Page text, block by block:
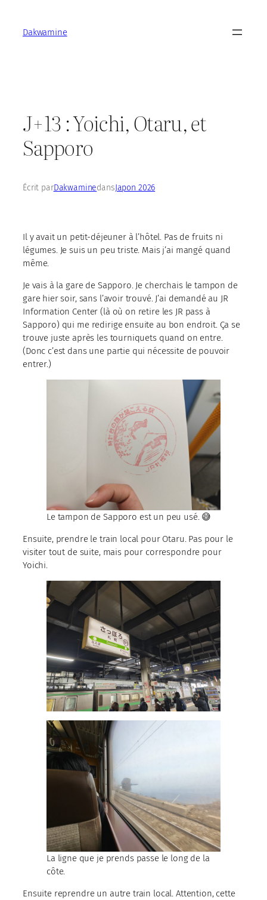
contenuDakwamine
J+13 : Yoichi, Otaru, et
Sapporo
Écrit parDakwaminedansJapon 2026
Il y avait un petit-déjeuner à l’hôtel. Pas de fruits ni
légumes. Je suis un peu triste. Mais j’ai mangé quand
même.
Je vais à la gare de Sapporo. Je cherchais le tampon de
gare hier soir, sans l’avoir trouvé. J’ai demandé au JR
Information Center (là où on retire les JR pass à
Sapporo) qui me redirige ensuite au bon endroit. Ça se
trouve juste après les tourniquets quand on entre.
(Donc c’est dans une partie qui nécessite de pouvoir
entrer.)
Le tampon de Sapporo est un peu usé. 😅
Ensuite, prendre le train local pour Otaru. Pas pour le
visiter tout de suite, mais pour correspondre pour
Yoichi.
La ligne que je prends passe le long de la
côte.
Ensuite reprendre un autre train local. Attention, cette